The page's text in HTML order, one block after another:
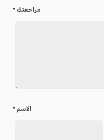
مراجعتك *
الاسم *